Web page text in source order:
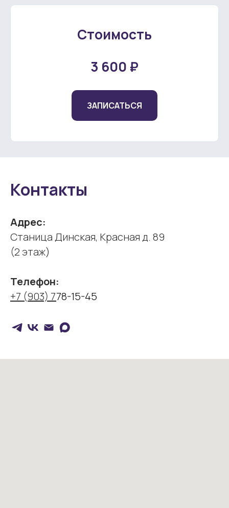
Стоимость
3 600 ₽
ЗАПИСАТЬСЯ
Контакты
Адрес:
Cтаница Динская, Красная д. 89
(2 этаж)
Телефон:
+7 (903) 778-15-45